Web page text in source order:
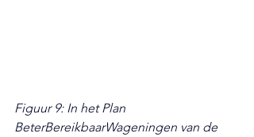
Figuur 9: In het Plan
BeterBereikbaarWageningen van de